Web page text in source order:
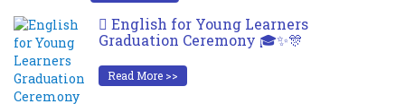
English for Young Learners
Graduation Ceremony 🎓✨🎊
Read More >>